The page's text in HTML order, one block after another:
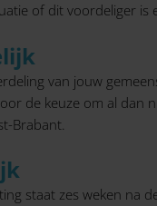
of dit voordeliger
van jouw
de keuze om al dan
Brabant.
staat zes weken na